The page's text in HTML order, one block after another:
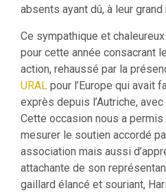
absents ayant dû, à leur
Ce sympathique et
pour cette année consacrant
action, rehaussé par la
URAL pour l’Europe qui avait
exprès depuis l’Autriche,
Cette occasion nous a
mesurer le soutien accordé
association mais aussi
attachante de son
gaillard élancé et souriant,